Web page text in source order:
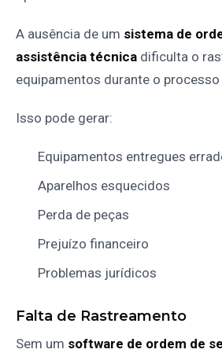
A ausência de um sistema de
assistência técnica dificulta o
equipamentos durante o
Isso pode gerar:
Equipamentos entregues
Aparelhos esquecidos
Perda de peças
Prejuízo financeiro
Problemas jurídicos
Falta de Rastreamento
Sem um software de ordem de